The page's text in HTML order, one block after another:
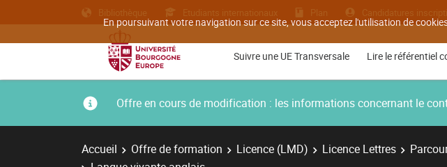
En poursuivant votre navigation sur ce site, vous acceptez l'utilisation de
Bibliothèque Etudiants internationaux Plan Candidatures
Suivre une UE Transversale Lire le référentiel
Offre en cours de modification : les informations concernant le
Accueil Offre de formation Licence (LMD) Licence Lettres